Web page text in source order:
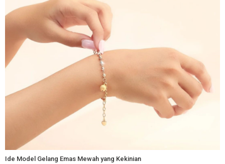
Ide Model Gelang Emas Mewah yang Kekinian